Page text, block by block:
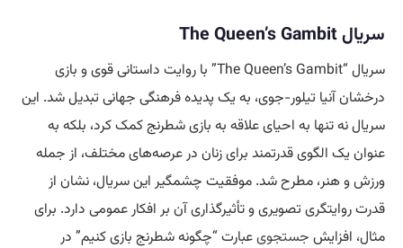
سریال The Queen’s Gambit
سریال “The Queen’s Gambit” با روایت داستانی قوی و بازی
درخشان آنیا تیلور-جوی، به یک پدیده فرهنگی جهانی تبدیل شد. این
سریال نه تنها به احیای علاقه به بازی شطرنج کمک کرد، بلکه به
عنوان یک الگوی قدرتمند برای زنان در عرصه‌های مختلف، از جمله
ورزش و هنر، مطرح شد. موفقیت چشمگیر این سریال، نشان از
قدرت روایتگری تصویری و تأثیرگذاری آن بر افکار عمومی دارد. برای
مثال، افزایش جستجویعبارت “چگونه شطرنج بازی کنیم” در